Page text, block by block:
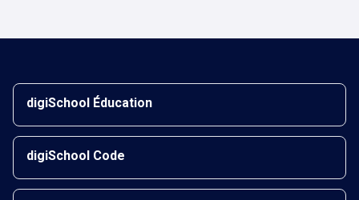
digiSchool Éducation
digiSchool Code